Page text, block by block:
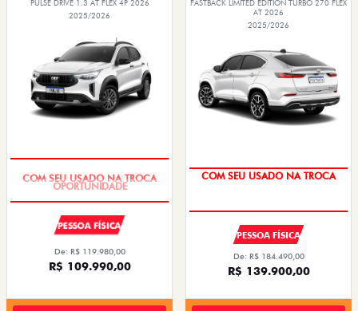
PULSE DRIVE 1.3 AT FLEX 4P 2026
2025/2026
PESSOA FÍSICA
De: R$ 119.980,00
R$ 109.990,00
FASTBACK LIMITED EDITION TURBO 270 FLEX
AT 2026
2025/2026
COM SEU USADO NA TROCA
PESSOA FÍSICA
De: R$ 184.490,00
R$ 139.900,00